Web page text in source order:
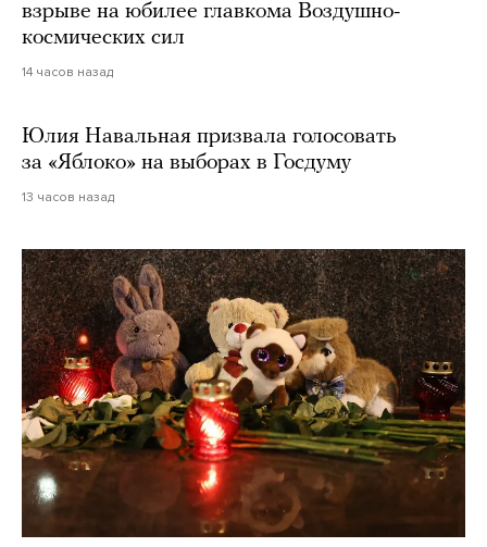
взрыве на юбилее главкома Воздушно-
космических сил
14 часов назад
Юлия Навальная призвала голосовать
за «Яблоко» на выборах в Госдуму
13 часов назад